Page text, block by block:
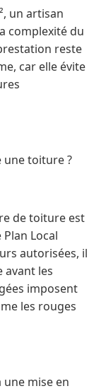
un artisan
complexité du
reste
car elle évite
toiture ?
de toiture est
Local
autorisées, il
avant les
imposent
les rouges
une mise en